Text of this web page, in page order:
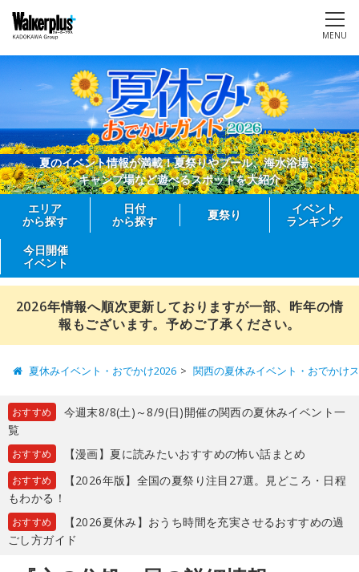
MENU
夏のイベント情報が満載！夏祭りやプール、海水浴場、
キャンプ場など遊べるスポットを大紹介
エリア
から探す
日付
から探す
夏祭り
イベント
ランキング
今日開催
イベント
2026年情報へ順次更新しておりますが一部、昨年の情
報もございます。予めご了承ください。
夏休みイベント・おでかけ2026 関西の夏休みイベント・おでかけ
おすすめ
今週末8/8(土)～8/9(日)開催の関西の夏休みイベント一
覧
おすすめ 【漫画】夏に読みたいおすすめの怖い話まとめ
おすすめ
【2026年版】全国の夏祭り注目27選。見どころ・日程
もわかる！
おすすめ
【2026夏休み】おうち時間を充実させるおすすめの過
ごし方ガイド